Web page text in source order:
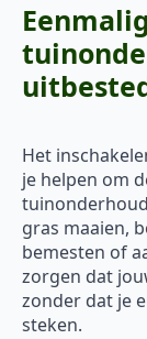
Het
je helpen om
gras maaien,
bemesten of
zorgen dat
zonder dat je
steken.